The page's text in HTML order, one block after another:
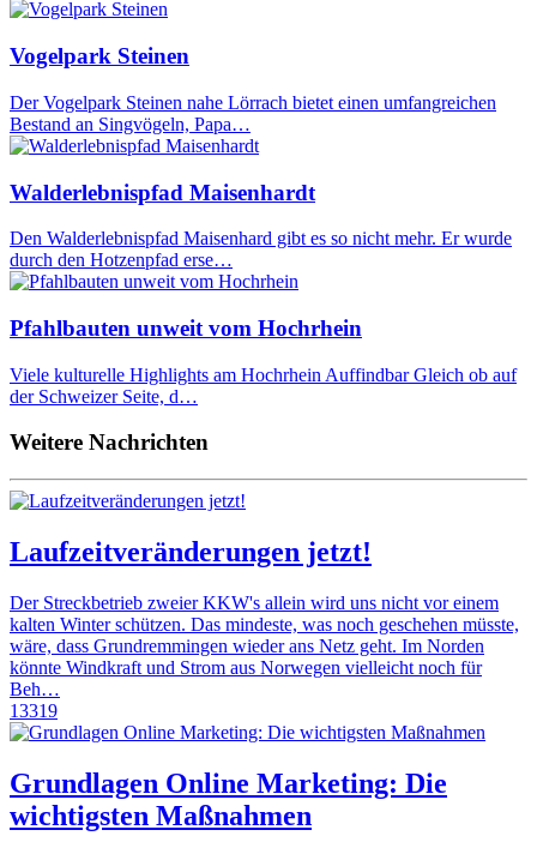
Vogelpark Steinen
Der Vogelpark Steinen nahe Lörrach bietet einen umfangreichen
Bestand an Singvögeln, Papa…
Walderlebnispfad Maisenhardt
Den Walderlebnispfad Maisenhard gibt es so nicht mehr. Er wurde
durch den Hotzenpfad erse…
Pfahlbauten unweit vom Hochrhein
Viele kulturelle Highlights am Hochrhein Auffindbar Gleich ob auf
der Schweizer Seite, d…
Weitere Nachrichten
Laufzeitveränderungen jetzt!
Der Streckbetrieb zweier KKW's allein wird uns nicht vor einem
kalten Winter schützen. Das mindeste, was noch geschehen müsste,
wäre, dass Grundremmingen wieder ans Netz geht. Im Norden
könnte Windkraft und Strom aus Norwegen vielleicht noch für
Beh…
13319
Grundlagen Online Marketing: Die
wichtigsten Maßnahmen